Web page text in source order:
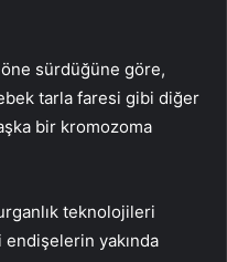
sürdüğüne göre,
tarla faresi gibi diğer
bir kromozoma
teknolojileri
yakında